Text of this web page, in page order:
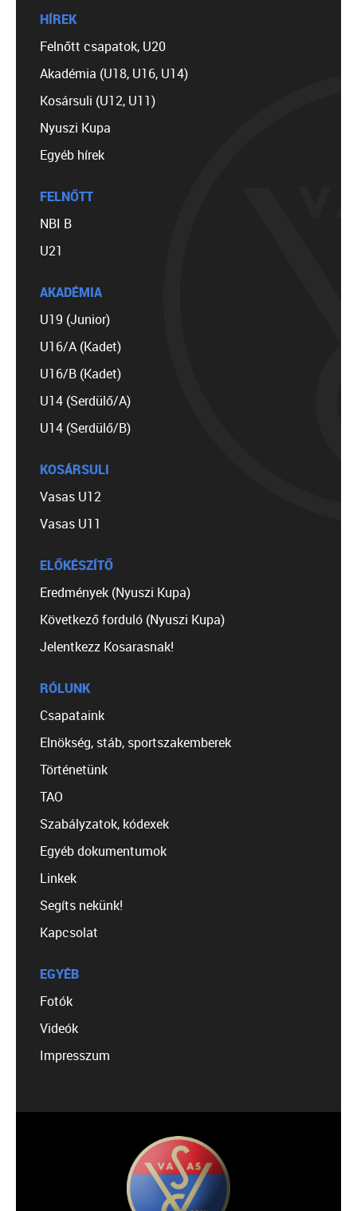
HÍREK
Felnőtt csapatok, U20
Akadémia (U18, U16, U14)
Kosársuli (U12, U11)
Nyuszi Kupa
Egyéb hírek
FELNŐTT
NBI B
U21
AKADÉMIA
U19 (Junior)
U16/A (Kadet)
U16/B (Kadet)
U14 (Serdülő/A)
U14 (Serdülő/B)
KOSÁRSULI
Vasas U12
Vasas U11
ELŐKÉSZÍTŐ
Eredmények (Nyuszi Kupa)
Következő forduló (Nyuszi Kupa)
Jelentkezz Kosarasnak!
RÓLUNK
Csapataink
Elnökség, stáb, sportszakemberek
Történetünk
TAO
Szabályzatok, kódexek
Egyéb dokumentumok
Linkek
Segíts nekünk!
Kapcsolat
EGYÉB
Fotók
Videók
Impresszum